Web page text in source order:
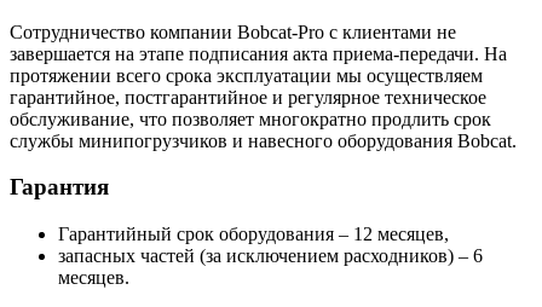
Сотрудничество компании Bobcat-Pro с клиентами не
завершается на этапе подписания акта приема-передачи. На
протяжении всего срока эксплуатации мы осуществляем
гарантийное, постгарантийное и регулярное техническое
обслуживание, что позволяет многократно продлить срок
службы минипогрузчиков и навесного оборудования Bobcat.
Гарантия
Гарантийный срок оборудования – 12 месяцев,
запасных частей (за исключением расходников) – 6
месяцев.